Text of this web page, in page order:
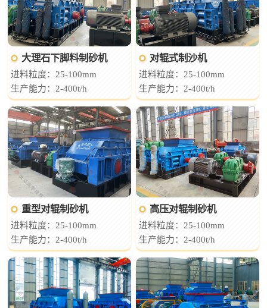
大理石下脚料制砂机
进料粒度：25-100mm
生产能力：2-400t/h
对辊式制沙机
进料粒度：25-100mm
生产能力：2-400t/h
重型对辊制砂机
进料粒度：25-100mm
生产能力：2-400t/h
高压对辊制砂机
进料粒度：25-100mm
生产能力：2-400t/h